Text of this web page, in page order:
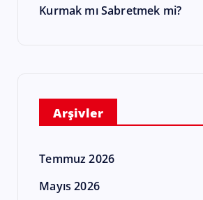
Kurmak mı Sabretmek mi?
Arşivler
Temmuz 2026
Mayıs 2026